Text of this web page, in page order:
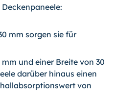
mm sorgen sie für
und einer Breite von 30
darüber hinaus einen
von